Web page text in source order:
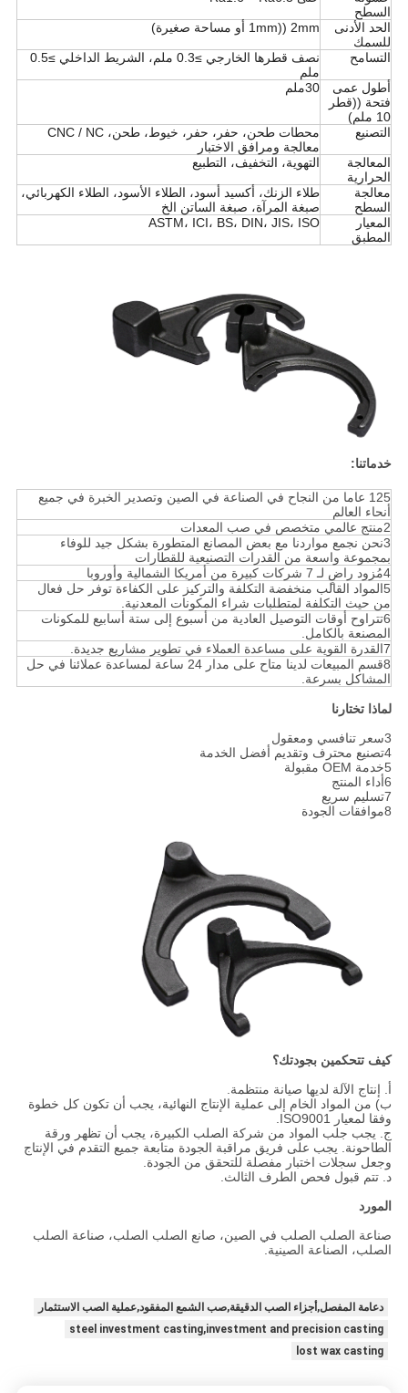
السطح
الحد الأدنى
للسمك
2mm ((1mm أو مساحة صغيرة)
التسامح
نصف قطرها الخارجي ≥0.3 ملم، الشريط الداخلي ≥0.5
ملم
أطول عمى
فتحة ((قطر
10 ملم)
30ملم
التصنيع
محطات طحن، حفر، حفر، خيوط، طحن، CNC / NC
معالجة ومرافق الاختبار
المعالجة
الحرارية
التهوية، التخفيف، التطبيع
معالجة
السطح
طلاء الزنك، أكسيد أسود، الطلاء الأسود، الطلاء الكهربائي،
صبغة المرآة، صبغة الساتن الخ
المعيار
المطبق
ASTM، ICI، BS، DIN، JIS، ISO
خدماتنا:
125 عاما من النجاح في الصناعة في الصين وتصدير الخبرة في جميع
أنحاء العالم
2منتج عالمي متخصص في صب المعدات
3نحن نجمع مواردنا مع بعض المصانع المتطورة بشكل جيد للوفاء
بمجموعة واسعة من القدرات التصنيعية للقطارات
4مُزود راضٍ لـ 7 شركات كبيرة من أمريكا الشمالية وأوروبا
5المواد القالب منخفضة التكلفة والتركيز على الكفاءة توفر حل فعال
من حيث التكلفة لمتطلبات شراء المكونات المعدنية.
6تتراوح أوقات التوصيل العادية من أسبوع إلى ستة أسابيع للمكونات
المصنعة بالكامل.
7القدرة القوية على مساعدة العملاء في تطوير مشاريع جديدة.
8قسم المبيعات لدينا متاح على مدار 24 ساعة لمساعدة عملائنا في حل
المشاكل بسرعة.
لماذا تختارنا
3سعر تنافسي ومعقول
4تصنيع محترف وتقديم أفضل الخدمة
5خدمة OEM مقبولة
6أداء المنتج
7تسليم سريع
8موافقات الجودة
كيف تتحكمين بجودتك؟
أ. إنتاج الآلة لديها صيانة منتظمة.
ب) من المواد الخام إلى عملية الإنتاج النهائية، يجب أن تكون كل خطوة
وفقا لمعيار ISO9001.
ج. يجب جلب المواد من شركة الصلب الكبيرة، يجب أن تظهر ورقة
الطاحونة. يجب على فريق مراقبة الجودة متابعة جميع التقدم في الإنتاج
وجعل سجلات اختبار مفصلة للتحقق من الجودة.
د. تتم قبول فحص الطرف الثالث.
المورد
صناعة الصلب الصلب في الصين، صانع الصلب الصلب، صناعة الصلب
الصلب، الصناعة الصينية.
دعامة المفصل,أجزاء الصب الدقيقة,صب الشمع المفقود,عملية الصب الاستثمار
steel investment casting,investment and precision casting
lost wax casting